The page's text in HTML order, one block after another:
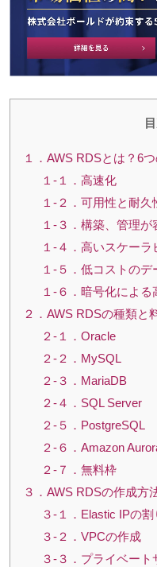
１．AWS RDSとは？6
１-１．高速化
１-２．可用性と耐久
１-３．構築、管理が
１-４．高いスケーラ
１-５．低コストのデ
１-６．暗号化による
２．AWS RDSの種類と
２-１．Oracle
２-２．MySQL
２-３．MariaDB
２-４．SQL Server
２-５．PostgreSQL
２-６．Amazon
２-７．無料枠
３．AWS RDSの作成方
３-１．Elastic IPの割
３-２．VPCの作成
３-３．プライベー